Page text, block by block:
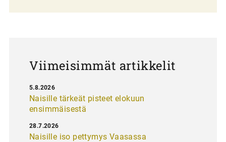
Viimeisimmät artikkelit
Naisille tärkeät pisteet elokuun
ensimmäisestä
5.8.2026
Naisille iso pettymys Vaasassa
28.7.2026